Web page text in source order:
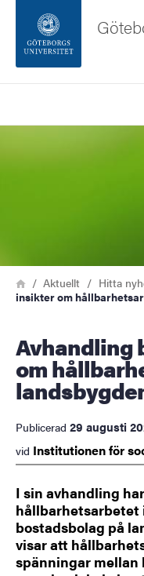
Sidfoten
Bild
Länkstig
HemAktuellt Hitta
insikter om
Avhandling bidrar med insikter
om
Publicerad 29 augusti
vid Institutionen för
I sin avhandling
bostadsbolag på
visar att
spänningar